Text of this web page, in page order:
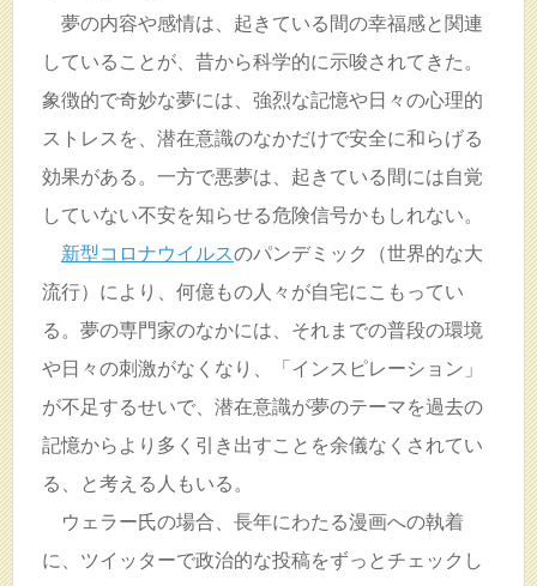
夢の内容や感情は、起きている間の幸福感と関連
していることが、昔から科学的に示唆されてきた。
象徴的で奇妙な夢には、強烈な記憶や日々の心理的
ストレスを、潜在意識のなかだけで安全に和らげる
効果がある。一方で悪夢は、起きている間には自覚
していない不安を知らせる危険信号かもしれない。
新型コロナウイルスのパンデミック（世界的な大
流行）により、何億もの人々が自宅にこもってい
る。夢の専門家のなかには、それまでの普段の環境
や日々の刺激がなくなり、「インスピレーション」
が不足するせいで、潜在意識が夢のテーマを過去の
記憶からより多く引き出すことを余儀なくされてい
る、と考える人もいる。
ウェラー氏の場合、長年にわたる漫画への執着
に、ツイッターで政治的な投稿をずっとチェックし